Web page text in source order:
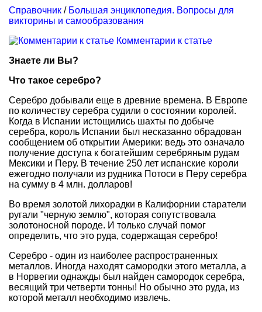
Справочник / Большая энциклопедия. Вопросы для
викторины и самообразования
Комментарии к статье
Знаете ли Вы?
Что такое серебро?
Серебро добывали еще в древние времена. В Европе
по количеству серебра судили о состоянии королей.
Когда в Испании истощились шахты по добыче
серебра, король Испании был несказанно обрадован
сообщением об открытии Америки: ведь это означало
получение доступа к богатейшим серебряным рудам
Мексики и Перу. В течение 250 лет испанские короли
ежегодно получали из рудника Потоси в Перу серебра
на сумму в 4 млн. долларов!
Во время золотой лихорадки в Калифорнии старатели
ругали "черную землю", которая сопутствовала
золотоносной породе. И только случай помог
определить, что это руда, содержащая серебро!
Серебро - один из наиболее распространенных
металлов. Иногда находят самородки этого металла, а
в Норвегии однажды был найден самородок серебра,
весящий три четверти тонны! Но обычно это руда, из
которой металл необходимо извлечь.